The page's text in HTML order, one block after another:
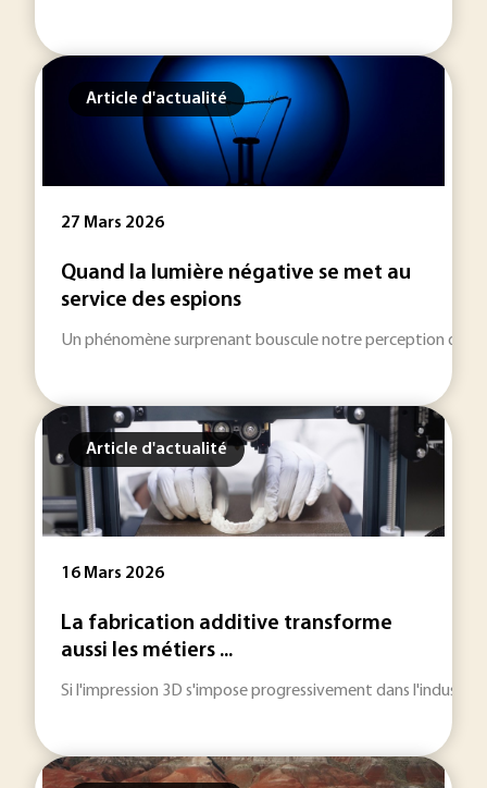
Article d'actualité
27 Mars 2026
Quand la lumière négative se met au
service des espions
Un phénomène surprenant bouscule notre perception du
Article d'actualité
16 Mars 2026
La fabrication additive transforme
aussi les métiers ...
Si l'impression 3D s'impose progressivement dans